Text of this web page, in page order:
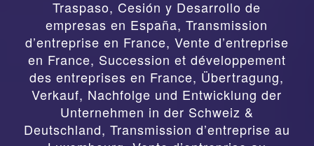
Traspaso, Cesión y Desarrollo de
empresas en España,Transmission
d’entreprise en France, Vente d’entreprise
en France, Succession et développement
des entreprises en France, Übertragung,
Verkauf, Nachfolge und Entwicklung der
Unternehmen in der Schweiz &
Deutschland, Transmission d’entreprise au